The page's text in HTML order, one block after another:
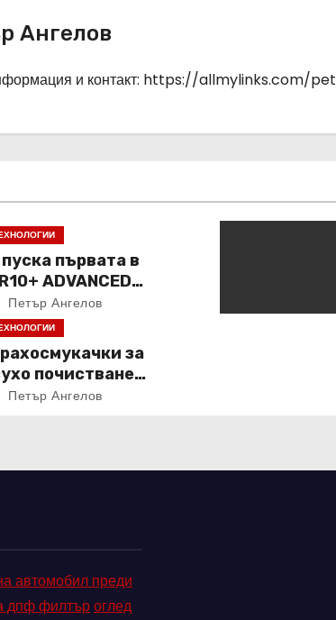
Ангелов
и контакт: https://allmylinks.com/
първата в
ADVANCED
услуга в Prime Video
Петър Ангелов
за
почистване
2 000 патентни
Петър Ангелов
автомобил преди
дпф филтъроглед